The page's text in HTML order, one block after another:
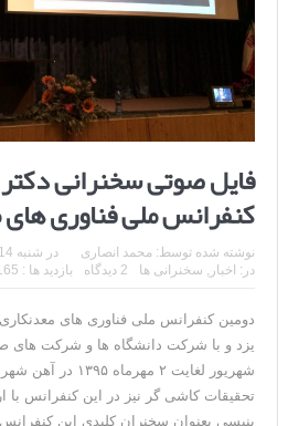
فایل صوتی سخنرانی
کنفرانس ملی فناوری های
نوشته شده توسط: محمد انصاری در شنبه 14 اسفند 1395
در: اخبار , سخنرانی ها 2 دیدگاه بازدید ها : 6,165
دومین کنفرانس ملی فناوری های معدنکاری
شهریور لغایت ۲
تحقیقات کاشی گر نیز در این کنفرانس با
بنیسی بعنوان سخنران کلیدی این